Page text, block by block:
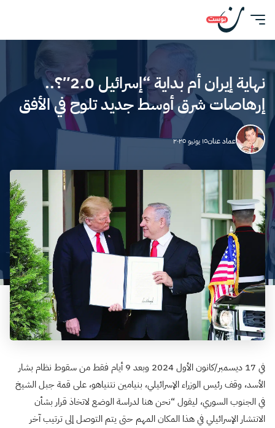
نهاية إيران أم بداية “إسرائيل 2.0″؟..
إرهاصات شرق أوسط جديد تلوح في الأفق
عماد عنان١٥ يونيو ٢٠٢٥
في 17 ديسمبر/كانون الأول 2024 وبعد 9 أيام فقط من سقوط نظام بشار
الأسد، وقف رئيس الوزراء الإسرائيلي، بنيامين نتنياهو، على قمة جبل الشيخ
في الجنوب السوري، ليقول “نحن هنا لدراسة الوضع لاتخاذ قرار بشأن
الانتشار الإسرائيلي في هذا المكان المهم حتى يتم التوصل إلى ترتيب آخر